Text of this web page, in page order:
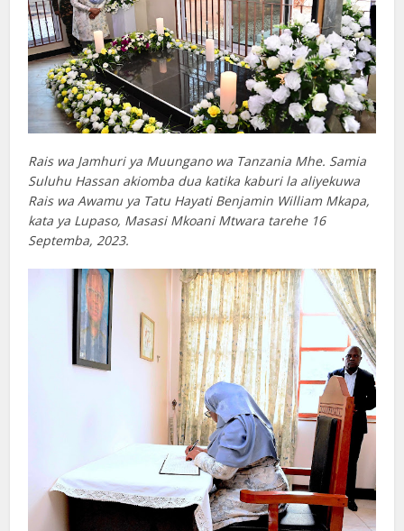
Rais wa Jamhuri ya Muungano wa Tanzania Mhe. Samia
Suluhu Hassan akiomba dua katika kaburi la aliyekuwa
Rais wa Awamu ya Tatu Hayati Benjamin William Mkapa,
kata ya Lupaso, Masasi Mkoani Mtwara tarehe 16
Septemba, 2023.